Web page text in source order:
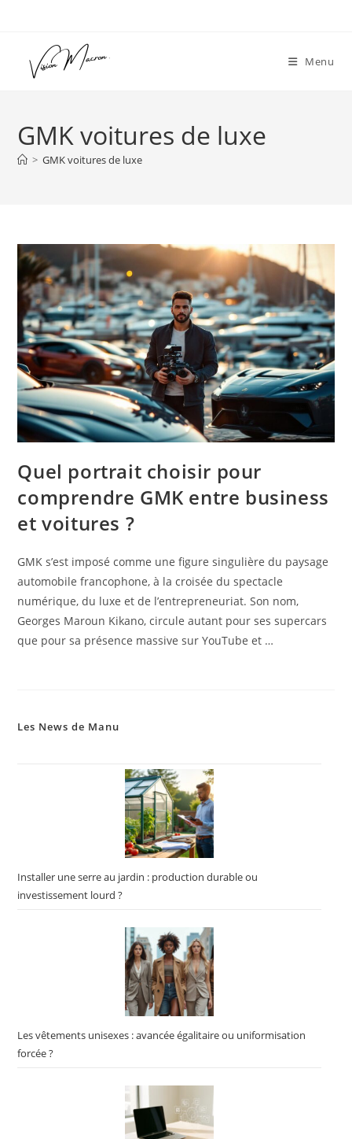
Menu
GMK voitures de luxe
> GMK voitures de luxe
Quel portrait choisir pour
comprendre GMK entre business
et voitures ?
GMK s’est imposé comme une figure singulière du paysage
automobile francophone, à la croisée du spectacle
numérique, du luxe et de l’entrepreneuriat. Son nom,
Georges Maroun Kikano, circule autant pour ses supercars
que pour sa présence massive sur YouTube et …
Les News de Manu
Installer une serre au jardin : production durable ou
investissement lourd ?
Les vêtements unisexes : avancée égalitaire ou uniformisation
forcée ?